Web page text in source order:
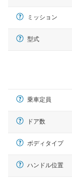
ミッション
型式
乗車定員
ドア数
ボディタイプ
ハンドル位置